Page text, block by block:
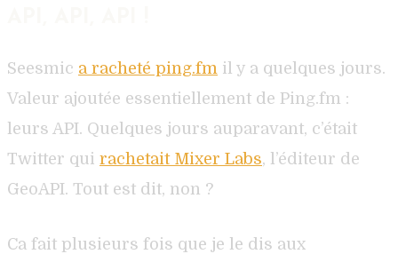
Seesmic a racheté ping.fm il y a quelques jours.
Valeur ajoutée essentiellement de Ping.fm :
leurs API. Quelques jours auparavant, c’était
Twitter qui rachetait Mixer Labs, l’éditeur de
GeoAPI. Tout est dit, non ?
Ca fait plusieurs fois que je le dis aux